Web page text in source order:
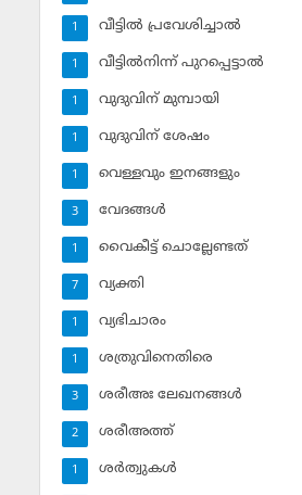
വീട്ടില്‍ പ്രവേശിച്ചാല്‍
1
വീട്ടില്‍നിന്ന് പുറപ്പെട്ടാല്‍
1
വുദുവിന് മുമ്പായി
1
വുദുവിന് ശേഷം
1
വെള്ളവും ഇനങ്ങളും
1
വേദങ്ങള്‍
3
വൈകീട്ട് ചൊല്ലേണ്ടത്
1
വ്യക്തി
7
വ്യഭിചാരം
1
ശത്രുവിനെതിരെ
1
ശരീഅഃ ലേഖനങ്ങള്‍
3
ശരീഅത്ത്
2
ശര്‍ത്വുകള്‍
1